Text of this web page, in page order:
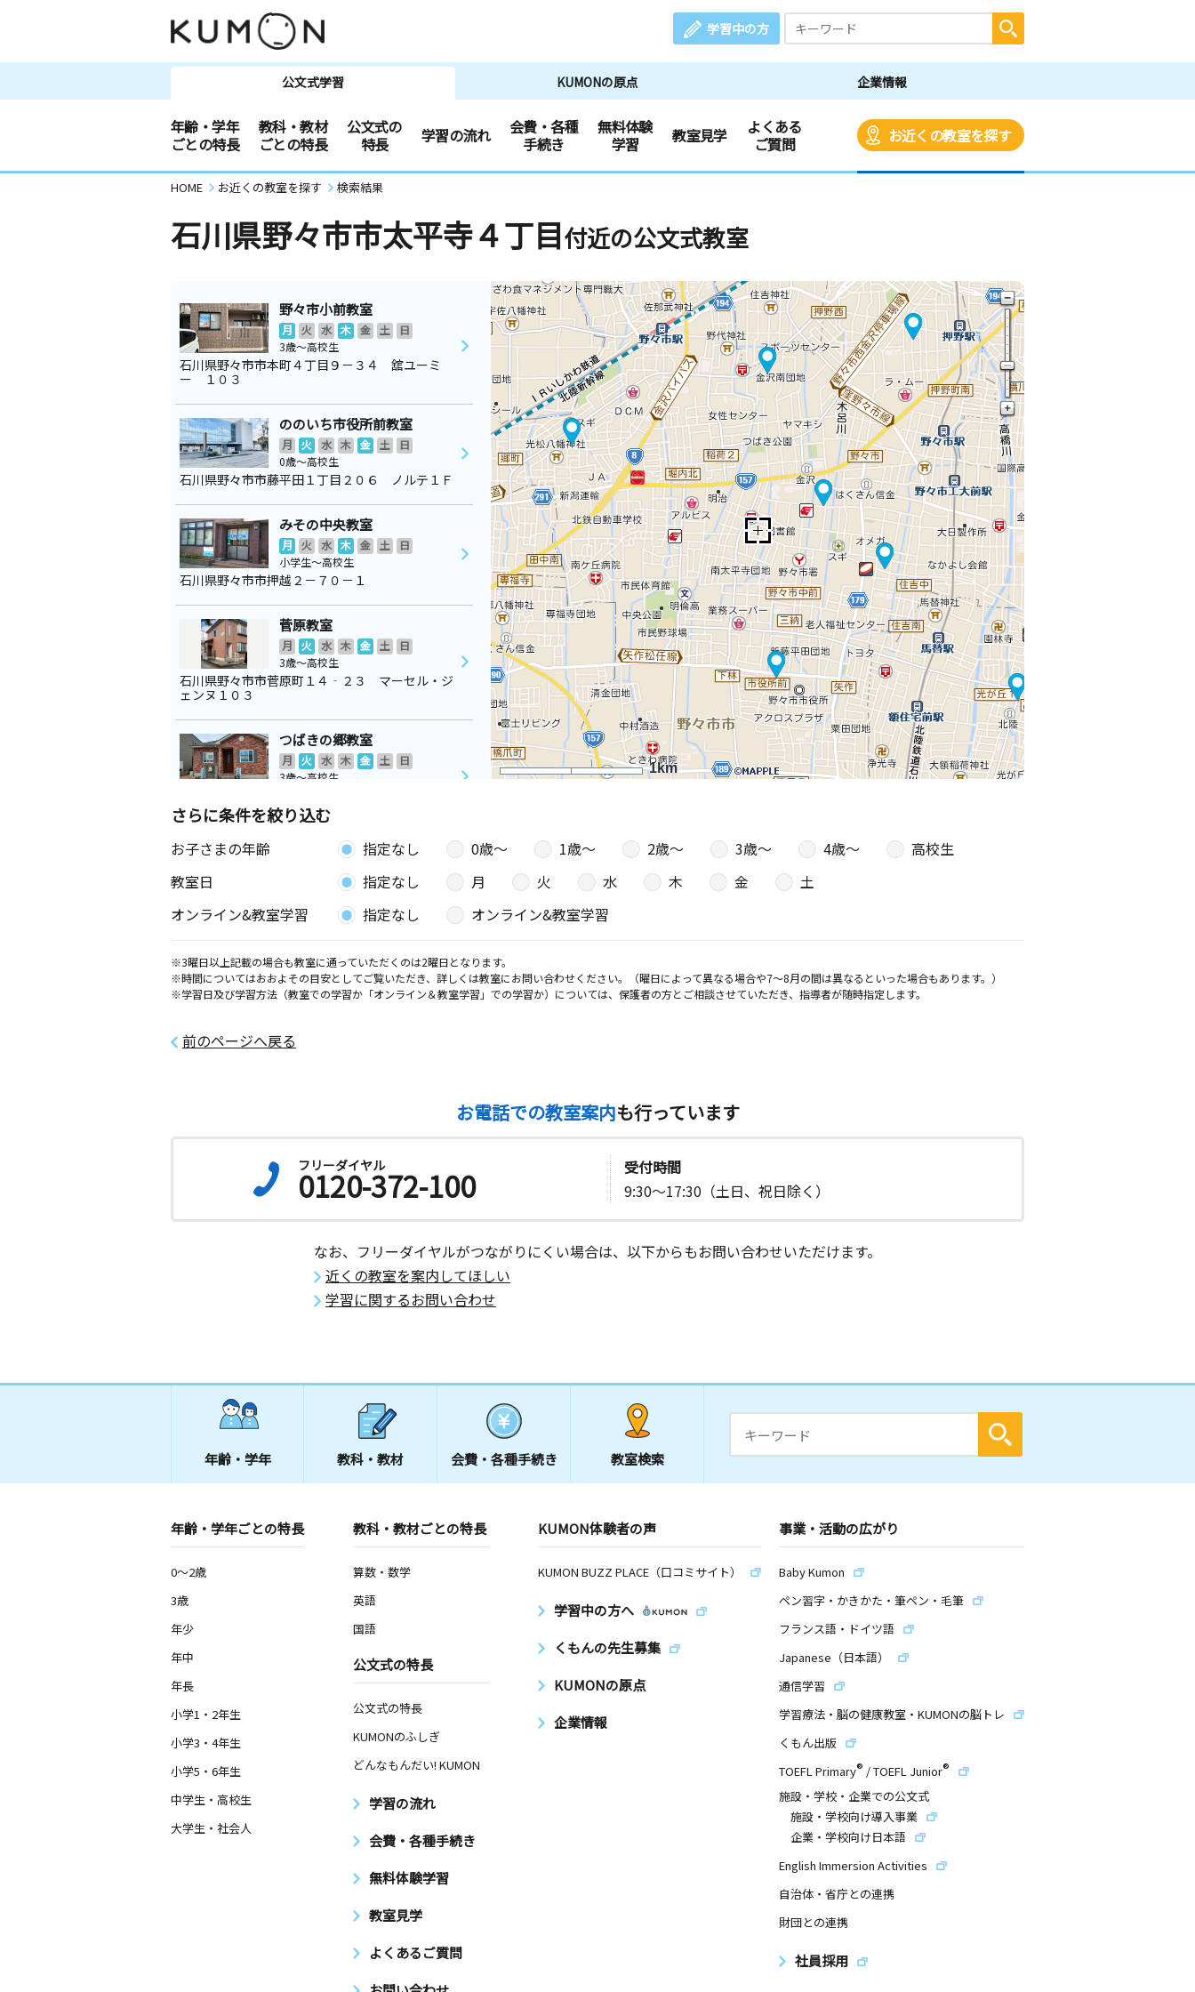
学習中の方
公文式学習 KUMONの原点 企業情報
年齢・学年
ごとの特長
教科・教材
ごとの特長
公文式の
特長
学習の流れ
会費・各種
手続き
無料体験
学習
教室見学
よくある
ご質問
お近くの教室を探す
HOME お近くの教室を探す 検索結果
石川県野々市市太平寺４丁目付近の公文式教室
1km
野々市小前教室
月 火 水 木 金 土
日
3歳～高校生
石川県野々市市本町４丁目９－３４ 舘ユーミ
ー １０３
ののいち市役所前教室
月 火 水 木 金 土
日
0歳～高校生
石川県野々市市藤平田１丁目２０６ ノルテ１Ｆ
みその中央教室
月 火 水 木 金 土
日
小学生～高校生
石川県野々市市押越２－７０－１
菅原教室
月 火 水 木 金 土
日
3歳～高校生
石川県野々市市菅原町１４‐２３ マーセル・ジ
ェンヌ１０３
つばきの郷教室
月 火 水 木 金 土
日
3歳～高校生
Ｄ棟
館野小学校前教室
木 金 土
日
石川県野々市市押野３－１５７ ハピネス８０
８ １１０号
扇台教室
月 火 水 木 金 土
日
１０１
さらに条件を絞り込む
お子さまの年齢 指定なし 0歳〜 1歳〜 2歳〜 3歳〜 4歳〜
高校生
教室日
指定なし 月 火 水 木 金
土
オンライン&教室学習
指定なし オンライン&教室学習
※3曜日以上記載の場合も教室に通っていただくのは2曜日となります。
※時間についてはおおよその目安としてご覧いただき、詳しくは教室にお問い合わせください。（曜日によって異なる場合や7～8月の間は異なるといった場合もあります。）
※学習日及び学習方法（教室での学習か「オンライン＆教室学習」での学習か）については、保護者の方とご相談させていただき、指導者が随時指定します。
前のページへ戻る
お電話での教室案内も行っています
フリーダイヤル
0120-372-100
受付時間
9:30～17:30（土日、祝日除く）
なお、フリーダイヤルがつながりにくい場合は、以下からもお問い合わせいただけます。
近くの教室を案内してほしい
学習に関するお問い合わせ
年齢・学年 教科・教材 会費・ 各種手続き 教室検索
年齢・学年ごとの特長
0～2歳
3歳
年少
年中
年長
小学1・2年生
小学3・4年生
小学5・6年生
中学生・高校生
大学生・社会人
教科・教材ごとの特長
算数・数学
英語
国語
公文式の特長
公文式の特長
KUMONのふしぎ
どんなもんだい! KUMON
学習の流れ
会費・各種手続き
無料体験学習
教室見学
よくあるご質問
KUMON体験者の声
KUMON BUZZ PLACE（口コミサイト）
学習中の方へ
くもんの先生募集
KUMONの原点
企業情報
事業・活動の広がり
Baby Kumon
ペン習字・かきかた・筆ペン・毛筆
フランス語・ドイツ語
Japanese（日本語）
通信学習
学習療法・脳の健康教室・KUMONの脳トレ
くもん出版
TOEFL Primary® /TOEFL Junior®
施設・学校・企業での公文式
施設・学校向け導入事業
企業・学校向け日本語
English Immersion Activities
自治体・省庁との連携
財団との連携
社員採用